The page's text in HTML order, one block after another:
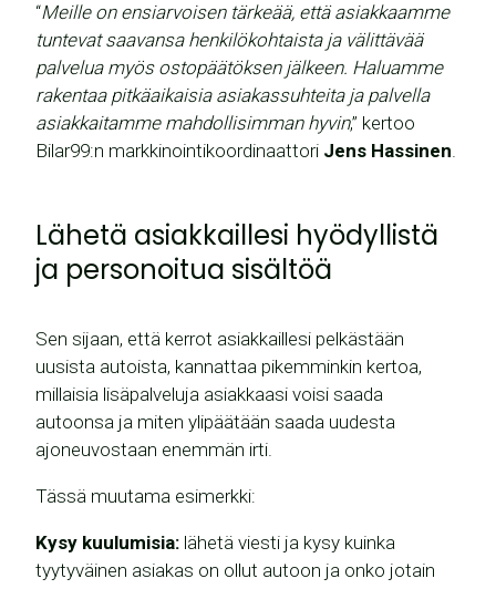
“Meille on ensiarvoisen tärkeää, että asiakkaamme
tuntevat saavansa henkilökohtaista ja välittävää
palvelua myös ostopäätöksen jälkeen. Haluamme
rakentaa pitkäaikaisia asiakassuhteita ja palvella
asiakkaitamme mahdollisimman hyvin,” kertoo
Bilar99:n markkinointikoordinaattori Jens Hassinen.
Lähetä asiakkaillesi hyödyllistä
ja personoitua sisältöä
Sen sijaan, että kerrot asiakkaillesi pelkästään
uusista autoista, kannattaa pikemminkin kertoa,
millaisia lisäpalveluja asiakkaasi voisi saada
autoonsa ja miten ylipäätään saada uudesta
ajoneuvostaan enemmän irti.
Tässä muutama esimerkki:
Kysy kuulumisia: lähetä viesti ja kysy kuinka
tyytyväinen asiakas on ollut autoon ja onko jotain